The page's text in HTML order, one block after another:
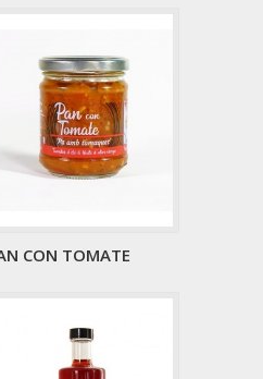
CON TOMATE